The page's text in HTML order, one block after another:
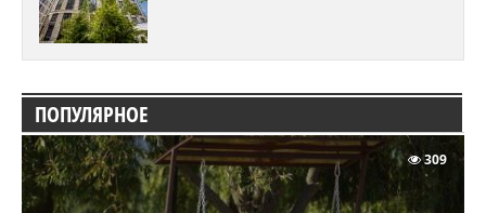
ПОПУЛЯРНОЕ
309